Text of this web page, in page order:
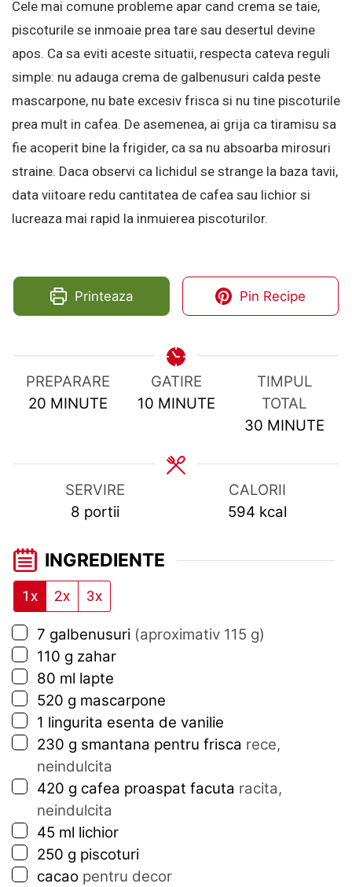
Cele mai comune probleme apar cand crema se taie,
piscoturile se inmoaie prea tare sau desertul devine
apos. Ca sa eviti aceste situatii, respecta cateva reguli
simple: nu adauga crema de galbenusuri calda peste
mascarpone, nu bate excesiv frisca si nu tine piscoturile
prea mult in cafea. De asemenea, ai grija ca tiramisu sa
fie acoperit bine la frigider, ca sa nu absoarba mirosuri
straine. Daca observi ca lichidul se strange la baza tavii,
data viitoare redu cantitatea de cafea sau lichior si
lucreaza mai rapid la inmuierea piscoturilor.
Printeaza Pin Recipe
PREPARARE
20MINUTES
MINUTE
GATIRE
10MINUTES
MINUTE
TIMPUL
TOTAL
30 MINUTES
MINUTE
SERVIRE
8 portii
CALORII
594 kcal
INGREDIENTE
1x 2x 3x
▢
7 galbenusuri (aproximativ 115 g)
▢
110 g zahar
▢
80 ml lapte
▢
520 g mascarpone
▢
1 lingurita esenta de vanilie
▢
230 g smantana pentru frisca rece,
neindulcita
▢
420 g cafea proaspat facuta racita,
neindulcita
▢
45 ml lichior
▢
250 g piscoturi
▢
cacao pentru decor